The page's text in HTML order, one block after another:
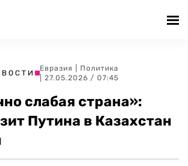
Евразия
Политика
| 27.05.2026 / 07:45
слабая страна»:
Путина в Казахстан